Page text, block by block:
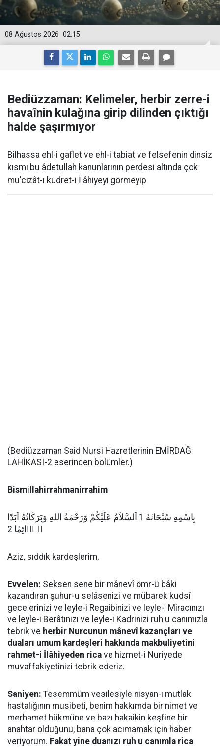
02:15
08 Ağustos 2026
Bediüzzaman: Kelimeler, herbir zerre-i
havaînin kulağına girip dilinden çıktığı
halde şaşırmıyor
Bilhassa ehl-i gaflet ve ehl-i tabiat ve felsefenin dinsiz
kısmı bu âdetullah kanunlarının perdesi altında çok
mu'cizât-ı kudret-i İlâhiyeyi görmeyip
(Bediüzzaman Said Nursi Hazretlerinin EMİRDAĞ
LAHİKASI-2 eserinden bölümler.)
Bismillahirrahmanirrahim
بِاسْمِهِ سُبْحَانَهُ 1 اَلسَّلاَمُ عَلَيْكُمْ وَرَحْمَةُ اللهِ وَبَرَكَاتُهُ اَبَدًا
دَۤائِمًا 2
Aziz, sıddık kardeşlerim,
Evvelen: Seksen sene bir mânevî ömr-ü bâki
kazandıran şuhur-u selâsenizi ve mübarek kudsî
gecelerinizi ve leyle-i Regaibinizi ve leyle-i Miracınızı
ve leyle-i Berâtınızı ve leyle-i Kadrinizi ruh u canımızla
tebrik ve herbir Nurcunun mânevî kazançları ve
duaları umum kardeşleri hakkında makbuliyetini
rahmet-i İlâhiyeden rica ve hizmet-i Nuriyede
muvaffakiyetinizi tebrik ederiz.
Saniyen: Tesemmüm vesilesiyle nisyan-ı mutlak
hastalığının musibeti, benim hakkımda bir nimet ve
merhamet hükmüne ve bazı hakaikin keşfine bir
anahtar olduğunu, bana çok acımamak için haber
veriyorum. Fakat yine duanızı ruh u canımla rica